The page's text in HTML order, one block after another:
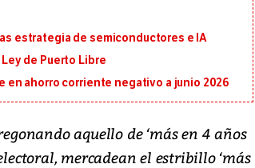
estrategia de semiconductores e IA
de Puerto Libre
en ahorro corriente negativo a junio 2026
aquello de ‘más en 4 años
mercadean el estribillo ‘más